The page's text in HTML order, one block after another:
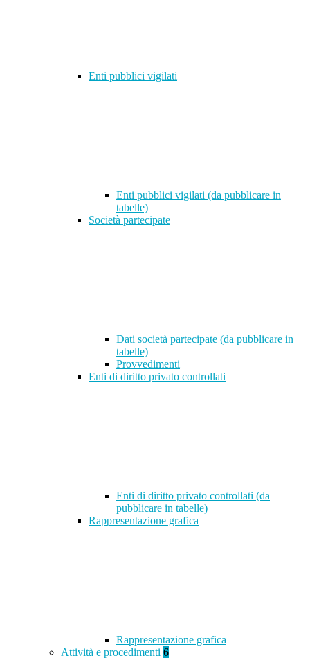
Enti pubblici vigilati
Enti pubblici vigilati (da pubblicare in
tabelle)
Società partecipate
Dati società partecipate (da pubblicare in
tabelle)
Provvedimenti
Enti di diritto privato controllati
Enti di diritto privato controllati (da
pubblicare in tabelle)
Rappresentazione grafica
Rappresentazione grafica
Attività e procedimenti 6